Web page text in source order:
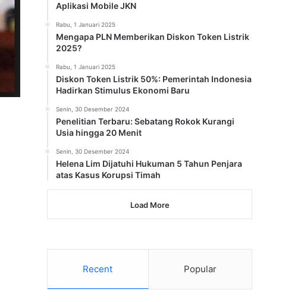
Aplikasi Mobile JKN
Rabu, 1 Januari 2025
Mengapa PLN Memberikan Diskon Token Listrik
2025?
Rabu, 1 Januari 2025
Diskon Token Listrik 50%: Pemerintah Indonesia
Hadirkan Stimulus Ekonomi Baru
Senin, 30 Desember 2024
Penelitian Terbaru: Sebatang Rokok Kurangi
Usia hingga 20 Menit
Senin, 30 Desember 2024
Helena Lim Dijatuhi Hukuman 5 Tahun Penjara
atas Kasus Korupsi Timah
Load More
Recent Popular